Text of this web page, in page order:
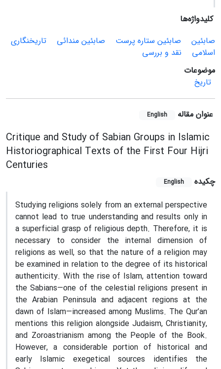
کلیدواژه‌ها
صابئین
صابئین ستاره پرست صابئین مندائی
تاریخنگاری
اسلامی
نقد و بررسی
موضوعات
تاریخ
عنوان مقاله English
Critique and Study of Sabian Groups in Islamic
Historiographical Texts of the First Four Hijri
Centuries
چکیده English
Studying religions solely from an external perspective
cannot lead to true understanding and results only in
a superficial grasp of religious depth. Therefore, it is
necessary to consider the internal dimension of
religions as well, so that the nature of a religion may
be examined in relation to the degree of its historical
authenticity. With the rise of Islam, attention toward
the Sabians—one of the celestial religions present in
the Arabian Peninsula and adjacent regions at the
dawn of Islam—increased among Muslims. The Qur’an
mentions this religion alongside Judaism, Christianity,
and Zoroastrianism among the People of the Book.
However, a considerable portion of historical and
early Islamic exegetical sources identifies the